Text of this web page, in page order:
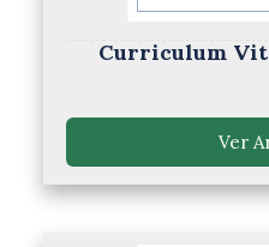
Curriculum
Ver